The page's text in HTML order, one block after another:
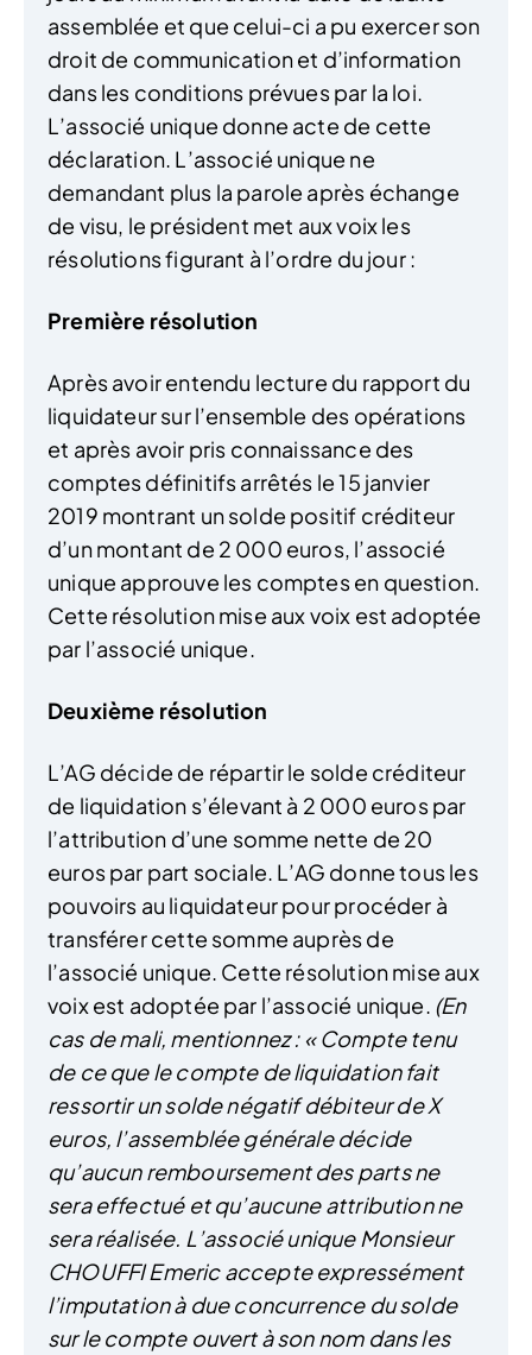
assemblée et que celui-ci a pu exercer son
droit de communication et d’information
dans les conditions prévues par la loi.
L’associé unique donne acte de cette
déclaration. L’associé unique ne
demandant plus la parole après échange
de visu, le président met aux voix les
résolutions figurant à l’ordre du jour :
Première résolution
Après avoir entendu lecture du rapport du
liquidateur sur l’ensemble des opérations
et après avoir pris connaissance des
comptes définitifs arrêtés le 15 janvier
2019 montrant un solde positif créditeur
d’un montant de 2 000 euros, l’associé
unique approuve les comptes en question.
Cette résolution mise aux voix est adoptée
par l’associé unique.
Deuxième résolution
L’AG décide de répartir le solde créditeur
de liquidation s’élevant à 2 000 euros par
l’attribution d’une somme nette de 20
euros par part sociale. L’AG donne tous les
pouvoirs au liquidateur pour procéder à
transférer cette somme auprès de
l’associé unique. Cette résolution mise aux
voix est adoptée par l’associé unique. (En
cas de mali, mentionnez : « Compte tenu
de ce que le compte de liquidation fait
ressortir un solde négatif débiteur de X
euros, l’assemblée générale décide
qu’aucun remboursement des parts ne
sera effectué et qu’aucune attribution ne
sera réalisée. L’associé unique Monsieur
CHOUFFI Emeric accepte expressément
l’imputation à due concurrence du solde
sur le compte ouvert à son nom dans les